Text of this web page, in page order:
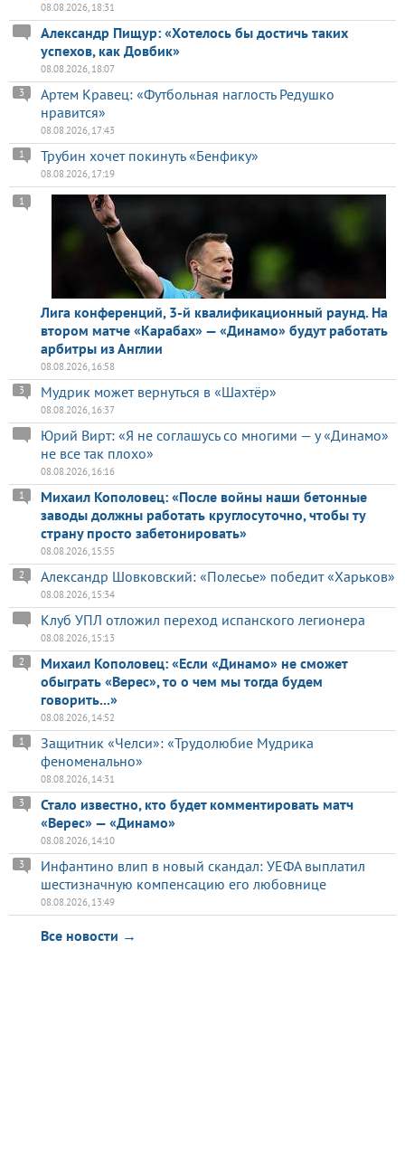
08.08.2026, 18:31
Александр Пищур: «Хотелось бы достичь таких
успехов, как Довбик»
08.08.2026, 18:07
Артем Кравец: «Футбольная наглость Редушко
нравится»
3
08.08.2026, 17:43
Трубин хочет покинуть «Бенфику»
1
08.08.2026, 17:19
Лига конференций, 3-й квалификационный раунд. На
втором матче «Карабах» — «Динамо» будут работать
арбитры из Англии
1
08.08.2026, 16:58
Мудрик может вернуться в «Шахтёр»
3
08.08.2026, 16:37
Юрий Вирт: «Я не соглашусь со многими — у «Динамо»
не все так плохо»
08.08.2026, 16:16
Михаил Кополовец: «После войны наши бетонные
заводы должны работать круглосуточно, чтобы ту
страну просто забетонировать»
1
08.08.2026, 15:55
Александр Шовковский: «Полесье» победит «Харьков»
2
08.08.2026, 15:34
Клуб УПЛ отложил переход испанского легионера
08.08.2026, 15:13
Михаил Кополовец: «Если «Динамо» не сможет
обыграть «Верес», то о чем мы тогда будем
говорить...»
2
08.08.2026, 14:52
Защитник «Челси»: «Трудолюбие Мудрика
феноменально»
1
08.08.2026, 14:31
Стало известно, кто будет комментировать матч
«Верес» — «Динамо»
3
08.08.2026, 14:10
Инфантино влип в новый скандал: УЕФА выплатил
шестизначную компенсацию его любовнице
3
08.08.2026, 13:49
Все новости →